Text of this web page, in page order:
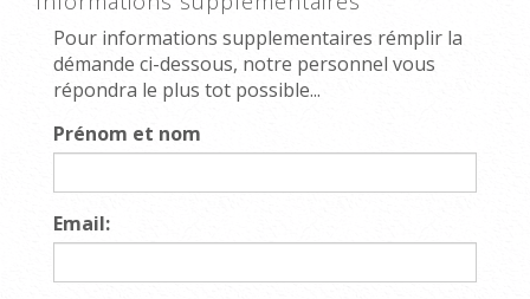
Pour informations supplementaires rémplir la
démande ci-dessous, notre personnel vous
répondra le plus tot possible...
Prénom et nom
Email: